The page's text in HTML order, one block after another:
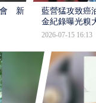
會 新
藍營猛攻致癌
金紀錄曝光糗
2026-07-15 16:13